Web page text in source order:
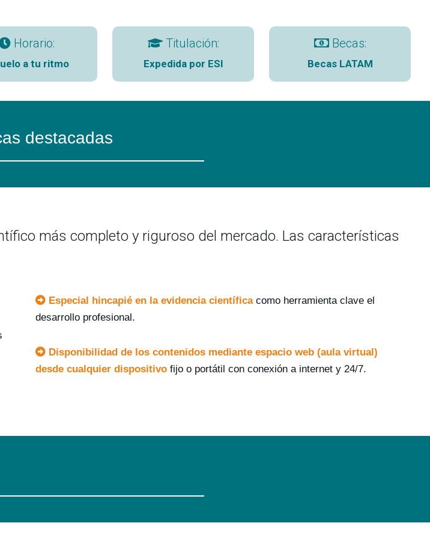
Horario:
a tu ritmo
Titulación:
Expedida por ESI
Becas:
Becas LATAM
destacadas
más completo y riguroso del mercado. Las características
Especial hincapié en la evidencia científicacomo herramienta clave el
desarrollo profesional.
Disponibilidad de los contenidos mediante espacio web (aula virtual)
desde cualquier dispositivo fijo o portátil con conexión a internet y 24/7.